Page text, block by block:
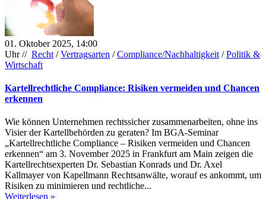
01. Oktober 2025, 14:00
Uhr // Recht /Vertragsarten /Compliance/Nachhaltigkeit /Politik &
Wirtschaft
Kartellrechtliche Compliance: Risiken vermeiden und Chancen
erkennen
Wie können Unternehmen rechtssicher zusammenarbeiten, ohne ins
Visier der Kartellbehörden zu geraten? Im BGA-Seminar
„Kartellrechtliche Compliance – Risiken vermeiden und Chancen
erkennen“ am 3. November 2025 in Frankfurt am Main zeigen die
Kartellrechtsexperten Dr. Sebastian Konrads und Dr. Axel
Kallmayer von Kapellmann Rechtsanwälte, worauf es ankommt, um
Risiken zu minimieren und rechtliche...
Weiterlesen »